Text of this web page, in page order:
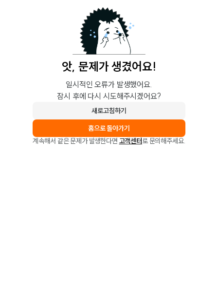
앗, 문제가 생겼어요!
일시적인 오류가 발생했어요.
잠시 후에 다시 시도해주시겠어요?
새로고침하기
홈으로 돌아가기
계속해서 같은 문제가 발생한다면 고객센터로 문의해주세요.